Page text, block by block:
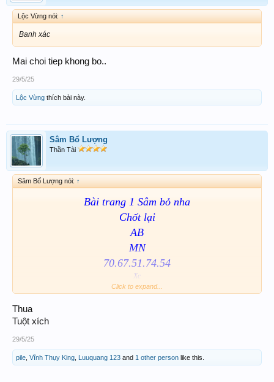
Lộc Vừng nói: ↑
Banh xác
Mai choi tiep khong bo..
29/5/25
Lộc Vừng thích bài này.
Sâm Bổ Lượng
Thần Tài
Sâm Bổ Lượng nói: ↑
Bài trang 1 Sâm bỏ nha
Chốt lại
AB
MN
70.67.51.74.54
Xc
170.270.967.051.751
274.054.954
Nhất khí phá tinh hà
Click to expand...
Thua
Tuột xích
29/5/25
pile Vĩnh Thụy King Luuquang 123 and 1 other person like this.